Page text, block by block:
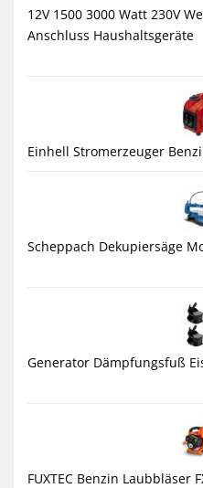
12V 1500 3000 Watt 230V
Anschluss Haushaltsgeräte
Einhell Stromerzeuger
Scheppach Dekupiersäge
Generator Dämpfungsfuß
FUXTEC Benzin Laubbläser